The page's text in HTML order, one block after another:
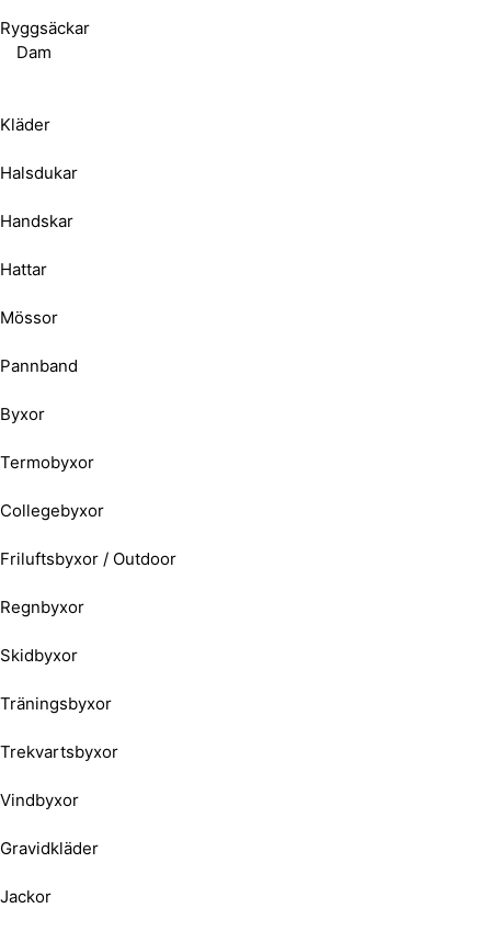
Ryggsäckar
Dam
Kläder
Halsdukar
Handskar
Hattar
Mössor
Pannband
Byxor
Termobyxor
Collegebyxor
Friluftsbyxor / Outdoor
Regnbyxor
Skidbyxor
Träningsbyxor
Trekvartsbyxor
Vindbyxor
Gravidkläder
Jackor